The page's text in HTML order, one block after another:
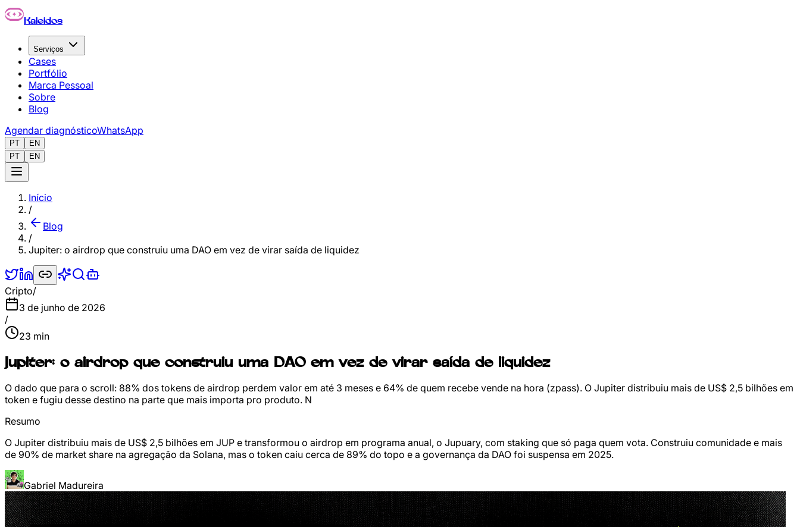
Pular para o conteúdo principal
Kaleidos
Serviços
Cases
Portfólio
Marca Pessoal
Sobre
Blog
Agendar diagnósticoWhatsApp
PT
EN
PT
EN
Início
/
Blog
/
Jupiter: o airdrop que construiu uma DAO em vez de virar saída de liquidez
Cripto/
3 de junho de 2026
/
23 min
Jupiter: o airdrop que construiu uma DAO em vez de virar saída de liquidez
O dado que para o scroll: 88% dos tokens de airdrop perdem valor em até 3 meses e 64% de quem recebe vende na hora (zpass). O Jupiter distribuiu mais de US$ 2,5 bilhões em
token e fugiu desse destino na parte que mais importa pro produto. N
Resumo
O Jupiter distribuiu mais de US$ 2,5 bilhões em JUP e transformou o airdrop em programa anual, o Jupuary, com staking que só paga quem vota. Construiu comunidade e mais
de 90% de market share na agregação da Solana, mas o token caiu cerca de 89% do topo e a governança da DAO foi suspensa em 2025.
Gabriel Madureira